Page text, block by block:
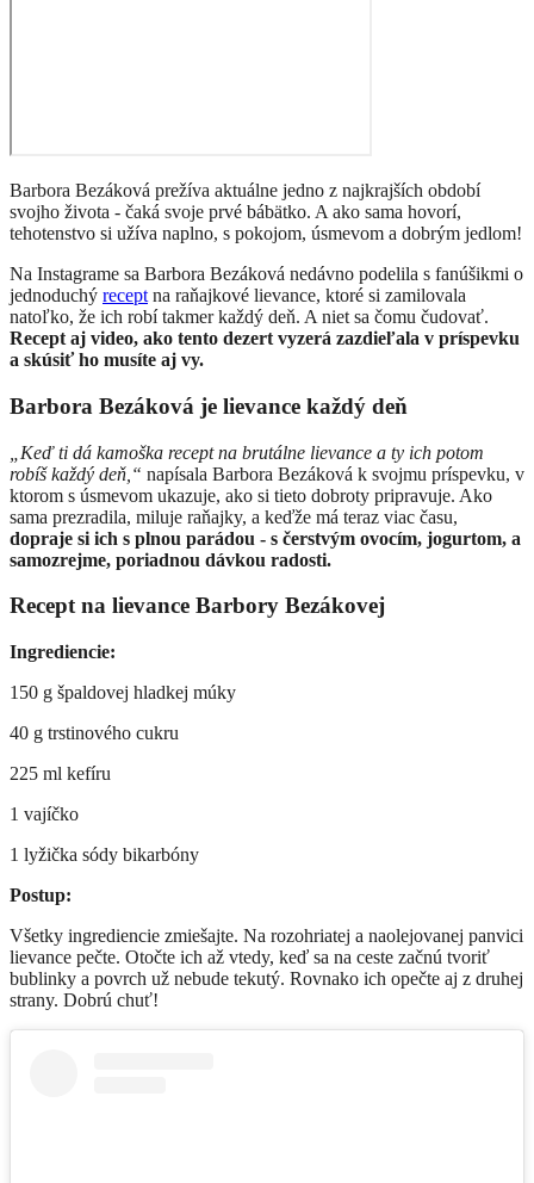
Barbora Bezáková prežíva aktuálne jedno z najkrajších období
svojho života - čaká svoje prvé bábätko. A ako sama hovorí,
tehotenstvo si užíva naplno, s pokojom, úsmevom a dobrým jedlom!
Na Instagrame sa Barbora Bezáková nedávno podelila s fanúšikmi o
jednoduchý recept na raňajkové lievance, ktoré si zamilovala
natoľko, že ich robí takmer každý deň. A niet sa čomu čudovať.
Recept aj video, ako tento dezert vyzerá zazdieľala v príspevku
a skúsiť ho musíte aj vy.
Barbora Bezáková je lievance každý deň
„Keď ti dá kamoška recept na brutálne lievance a ty ich potom
robíš každý deň,“ napísala Barbora Bezáková k svojmu príspevku, v
ktorom s úsmevom ukazuje, ako si tieto dobroty pripravuje. Ako
sama prezradila, miluje raňajky, a keďže má teraz viac času,
dopraje si ich s plnou parádou - s čerstvým ovocím, jogurtom, a
samozrejme, poriadnou dávkou radosti.
Recept na lievance Barbory Bezákovej
Ingrediencie:
150 g špaldovej hladkej múky
40 g trstinového cukru
225 ml kefíru
1 vajíčko
1 lyžička sódy bikarbóny
Postup:
Všetky ingrediencie zmiešajte. Na rozohriatej a naolejovanej panvici
lievance pečte. Otočte ich až vtedy, keď sa na ceste začnú tvoriť
bublinky a povrch už nebude tekutý. Rovnako ich opečte aj z druhej
strany. Dobrú chuť!